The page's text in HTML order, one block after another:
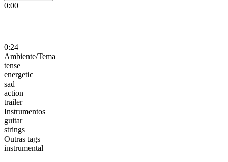
0:00
0:24
Ambiente/Tema
tense
energetic
sad
action
trailer
Instrumentos
guitar
strings
Outras tags
instrumental